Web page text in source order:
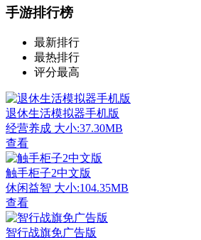
手游排行榜
最新排行
最热排行
评分最高
退休生活模拟器手机版
经营养成 大小:37.30MB
查看
触手柜子2中文版
休闲益智 大小:104.35MB
查看
智行战旗免广告版